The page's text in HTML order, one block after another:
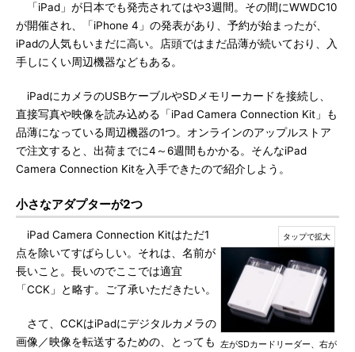
「iPad」が日本でも発売されてはや3週間。その間にWWDC10
が開催され、「iPhone 4」の発表があり、予約が始まったが、
iPadの人気もいまだに高い。店頭ではまだ品薄が続いており、入
手しにくい周辺機器などもある。
iPadにカメラのUSBケーブルやSDメモリーカードを接続し、
直接写真や映像を読み込める「iPad Camera Connection Kit」も
品薄になっている周辺機器の1つ。オンラインのアップルストア
で注文すると、出荷までに4～6週間もかかる。そんなiPad
Camera Connection Kitを入手できたので紹介しよう。
小さなアダプターが2つ
左がSDカードリーダー、右が
iPad Camera Connection Kitはただ1
点を除いてすばらしい。それは、名前が
長いこと。長いのでここでは適宜
「CCK」と略す。ご了承いただきたい。
さて、CCKはiPadにデジタルカメラの
画像／映像を転送するための、とっても